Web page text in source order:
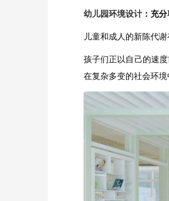
幼儿园环境设计 ：充
儿童和成人的新陈代
孩子们正以自己的速
在复杂多变的社会环